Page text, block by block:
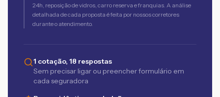
24h, reposição de vidros, carro reserva e franquias. A análise
detalhada de cada proposta é feita por nossos corretores
durante o atendimento.
1 cotação, 18 respostas
Sem precisar ligar ou preencher formulário em
cada seguradora